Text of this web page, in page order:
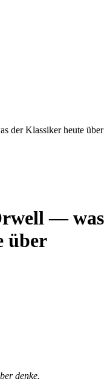
der Klassiker heute über
— was
über
denke.